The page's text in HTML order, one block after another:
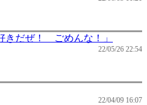
きだぜ！ ごめんな！」
22/05/26 22:54
22/04/09 16:07